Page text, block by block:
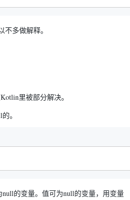
多做解释。
里被部分解决。
。
的变量。值可为null的变量，用变量